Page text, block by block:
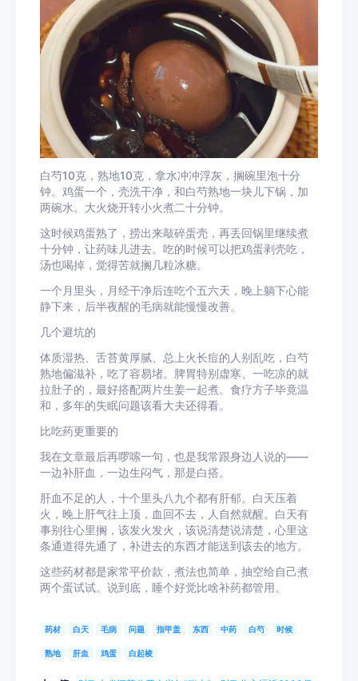
白芍10克，熟地10克，拿水冲冲浮灰，搁碗里泡十分
钟。鸡蛋一个，壳洗干净，和白芍熟地一块儿下锅，加
两碗水。大火烧开转小火煮二十分钟。
这时候鸡蛋熟了，捞出来敲碎蛋壳，再丢回锅里继续煮
十分钟，让药味儿进去。吃的时候可以把鸡蛋剥壳吃，
汤也喝掉，觉得苦就搁几粒冰糖。
一个月里头，月经干净后连吃个五六天，晚上躺下心能
静下来，后半夜醒的毛病就能慢慢改善。
几个避坑的
体质湿热、舌苔黄厚腻、总上火长痘的人别乱吃，白芍
熟地偏滋补，吃了容易堵。脾胃特别虚寒、一吃凉的就
拉肚子的，最好搭配两片生姜一起煮。食疗方子毕竟温
和，多年的失眠问题该看大夫还得看。
比吃药更重要的
我在文章最后再啰嗦一句，也是我常跟身边人说的——
一边补肝血，一边生闷气，那是白搭。
肝血不足的人，十个里头八九个都有肝郁。白天压着
火，晚上肝气往上顶，血回不去，人自然就醒。白天有
事别往心里搁，该发火发火，该说清楚说清楚，心里这
条通道得先通了，补进去的东西才能送到该去的地方。
这些药材都是家常平价款，煮法也简单，抽空给自己煮
两个蛋试试。说到底，睡个好觉比啥补药都管用。
药材 白天 毛病 问题 指甲盖 东西 中药 白芍 时候
熟地 肝血 鸡蛋 白起棱